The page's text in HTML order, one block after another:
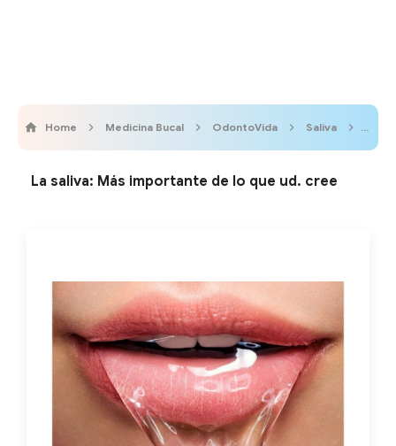
Home Medicina Bucal OdontoVida Saliva
La saliva: Más importante de lo que ud. cree